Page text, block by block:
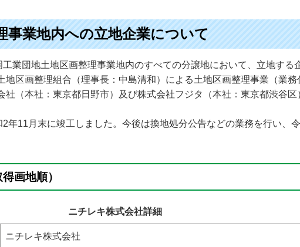
事業地内への立地企業について
業団地土地区画整理事業地内のすべての分譲地において、立地する
区画整理組合（理事長：中島清和）による土地区画整理事業（業
社（本社：東京都日野市）及び株式会社フジタ（本社：東京都渋谷
年11月末に竣工しました。今後は換地処分公告などの業務を行い、
画地順）
ニチレキ株式会社詳細
ニチレキ株式会社